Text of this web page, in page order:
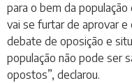
para o bem da população
vai se furtar de aprovar
debate de oposição e
população não pode ser
opostos”, declarou.